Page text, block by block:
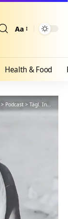
Aa
Health & Food
> Podcast > Tägl. Inspiration